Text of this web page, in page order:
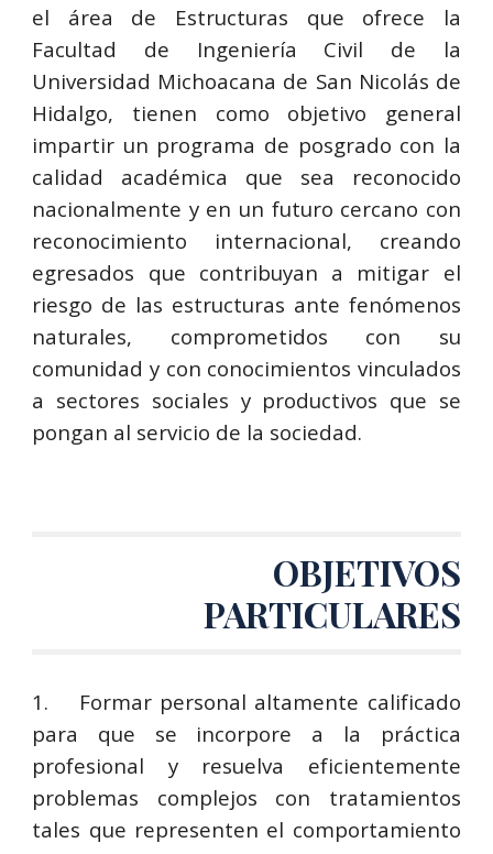
el área de Estructuras que ofrece la
Facultad de Ingeniería Civil de la
Universidad Michoacana de San Nicolás de
Hidalgo, tienen como objetivo general
impartir un programa de posgrado con la
calidad académica que sea reconocido
nacionalmente y en un futuro cercano con
reconocimiento internacional, creando
egresados que contribuyan a mitigar el
riesgo de las estructuras ante fenómenos
naturales, comprometidos con su
comunidad y con conocimientos vinculados
a sectores sociales y productivos que se
pongan al servicio de la sociedad.
OBJETIVOS
PARTICULARES
1.
Formar personal altamente calificado
para que se incorpore a la práctica
profesional y resuelva eficientemente
problemas complejos con tratamientos
tales que representen el comportamiento